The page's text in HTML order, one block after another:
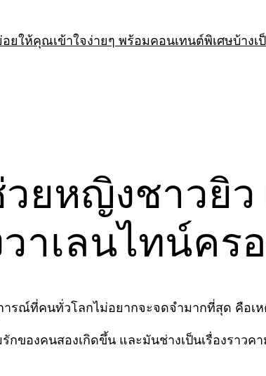
ให้คุณเข้าใจง่ายๆ พร้อมคอนเทนต์พิเศษบ้างเป็
ยหญิงชาวยิว
าเลนไทน์คร
รณ์ที่คนทั่วโลกไม่อยากจะจดจำมากที่สุด คือเ
ของคนสองเกิดขึ้น และมันช่างเป็นเรื่องราวค